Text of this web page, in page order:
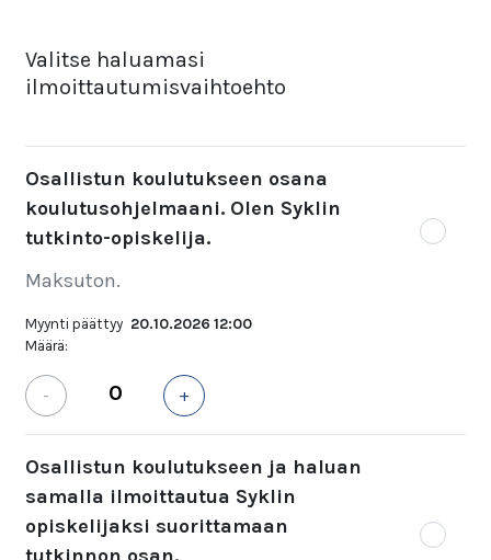
Valitse haluamasi
ilmoittautumisvaihtoehto
Osallistun koulutukseen osana
koulutusohjelmaani. Olen Syklin
tutkinto-opiskelija.
Maksuton.
Myynti päättyy 20.10.2026 12:00
Määrä:
- +
Osallistun koulutukseen ja haluan
samalla ilmoittautua Syklin
opiskelijaksi suorittamaan